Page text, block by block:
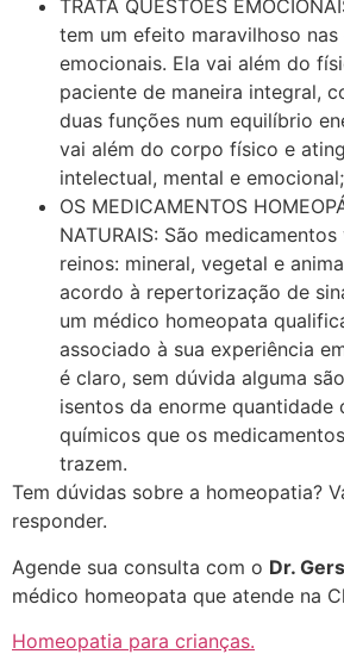
TRATA QUESTÕES
tem um efeito maravilhoso nas
emocionais. Ela vai além do
paciente de maneira integral,
duas funções num equilíbrio
vai além do corpo físico e
intelectual, mental e emocional;
OS MEDICAMENTOS
NATURAIS: São
reinos: mineral, vegetal e
acordo à repertorização de
um médico homeopata
associado à sua experiência
é claro, sem dúvida alguma
isentos da enorme quantidade
químicos que os
trazem.
Tem dúvidas sobre a homeopatia?
responder.
Agende sua consulta com o Dr.
médico homeopata que atende na
Homeopatia para crianças.